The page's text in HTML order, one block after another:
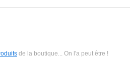
de la boutique... On l'a peut être !